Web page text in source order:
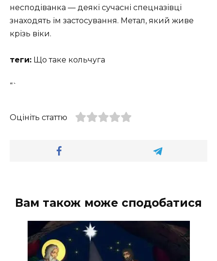
несподіванка — деякі сучасні спецназівці
знаходять їм застосування. Метал, який живе
крізь віки.
теги: Що таке кольчуга
“`
Оцініть статтю
Вам також може сподобатися